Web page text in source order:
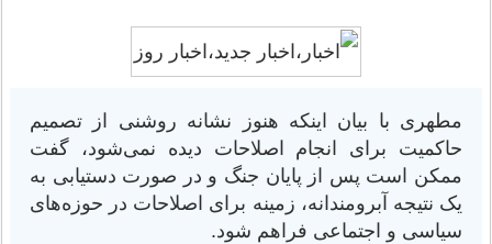
مطهری با بیان اینکه هنوز نشانه روشنی از تصمیم
حاکمیت برای انجام اصلاحات دیده نمی‌شود، گفت
ممکن است پس از پایان جنگ و در صورت دستیابی به
یک نتیجه آبرومندانه، زمینه برای اصلاحات در حوزه‌های
سیاسی و اجتماعی فراهم شود.